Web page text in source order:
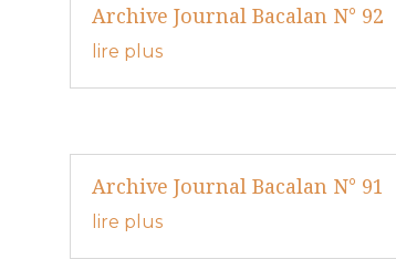
Archive Journal Bacalan N° 92
lire plus
Archive Journal Bacalan N° 91
lire plus